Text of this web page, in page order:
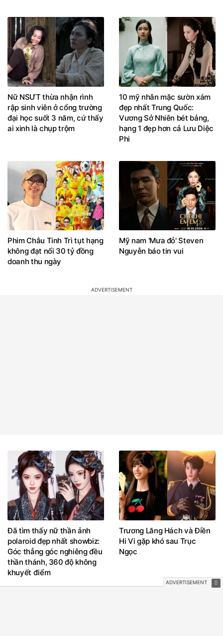
Nữ NSƯT thừa nhận rình
rập sinh viên ở cổng trường
đại học suốt 3 năm, cứ thấy
ai xinh là chụp trộm
10 mỹ nhân mặc sườn xám
đẹp nhất Trung Quốc:
Vương Sở Nhiên bét bảng,
hạng 1 đẹp hơn cả Lưu Diệc
Phi
Phim Châu Tinh Trì tụt hạng
không đạt nổi 30 tỷ đồng
doanh thu ngày
Mỹ nam 'Mưa đỏ' Steven
Nguyễn báo tin vui
Đã tìm thấy nữ thần ảnh
polaroid đẹp nhất showbiz:
Góc thẳng góc nghiêng đều
thần thánh, 360 độ không
khuyết điểm
Trương Lăng Hách và Điền
Hi Vi gặp khó sau Trục
Ngọc